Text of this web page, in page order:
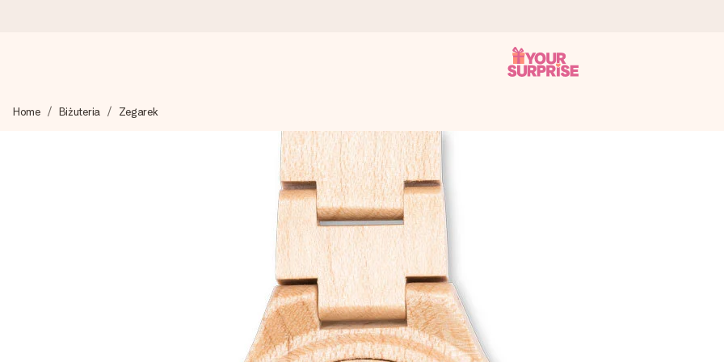
Tworzymy Twój prezent z troską i wysyłamy go w mgnieniu oka – dzięki czemu możesz go dać dokładnie we właściwym
Nasze prezenty inspirują. Klienci oceniają nas na 4,7 w Google Reviews.
Stwórz coś wyjątkowego w zaledwie kilku krokach – z jej imieniem, swoim zdjęciem lub wiadomością, która naprawdę poruszy
Home Biżuteria Zegarek